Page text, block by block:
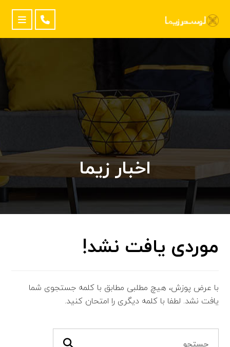
اخبار زیما
موردی یافت نشد!
با عرض پوزش، هیچ مطلبی مطابق با کلمه جستجوی شما
یافت نشد. لطفا با کلمه دیگری را امتحان کنید.